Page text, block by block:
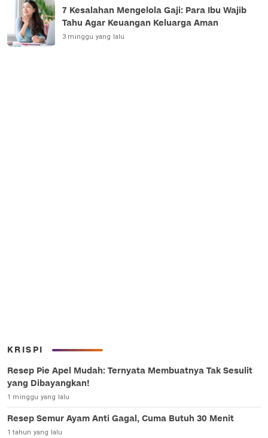
7 Kesalahan Mengelola Gaji: Para Ibu Wajib
Tahu Agar Keuangan Keluarga Aman
3 minggu yang lalu
KRISPI
Resep Pie Apel Mudah: Ternyata Membuatnya Tak Sesulit
yang Dibayangkan!
1 minggu yang lalu
Resep Semur Ayam Anti Gagal, Cuma Butuh 30 Menit
1 tahun yang lalu